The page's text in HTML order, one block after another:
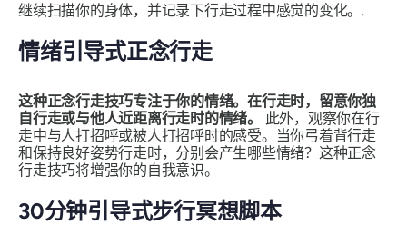
继续扫描你的身体，并记录下行走过程中感觉的变化。.
情绪引导式正念行走
这种正念行走技巧专注于你的情绪。在行走时，留意你独
自行走或与他人近距离行走时的情绪。
此外，观察你在行
走中与人打招呼或被人打招呼时的感受。当你弓着背行走
和保持良好姿势行走时，分别会产生哪些情绪？这种正念
行走技巧将增强你的自我意识。
30分钟引导式步行冥想脚本